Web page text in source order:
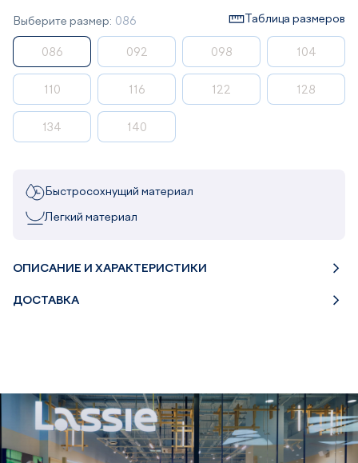
Выберите размер: 086 Таблица размеров
086 092 098 104
110 116 122 128
134 140
Быстросохнущий материал
Легкий материал
ОПИСАНИЕ И ХАРАКТЕРИСТИКИ
ДОСТАВКА